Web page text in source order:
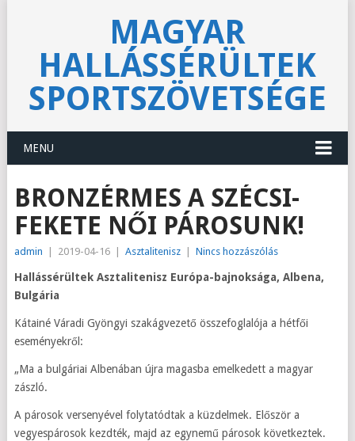
MAGYAR
HALLÁSSÉRÜLTEK
SPORTSZÖVETSÉGE
MENU
BRONZÉRMES A SZÉCSI-
FEKETE NŐI PÁROSUNK!
admin 2019-04-16 Asztalitenisz Nincs hozzászólás
Hallássérültek Asztalitenisz Európa-bajnoksága, Albena,
Bulgária
Kátainé Váradi Gyöngyi szakágvezető összefoglalója a hétfői
eseményekről:
„Ma a bulgáriai Albenában újra magasba emelkedett a magyar
zászló.
A párosok versenyével folytatódtak a küzdelmek. Először a
vegyespárosok kezdték, majd az egynemű párosok következtek.